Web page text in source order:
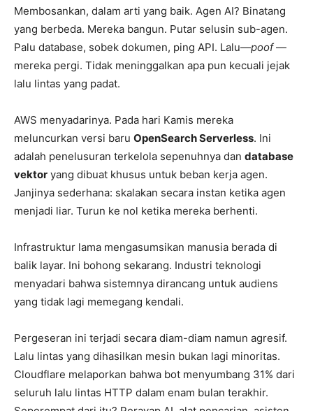
Membosankan, dalam arti yang baik. Agen AI? Binatang
yang berbeda. Mereka bangun. Putar selusin sub-agen.
Palu database, sobek dokumen, ping API. Lalu—poof—
mereka pergi. Tidak meninggalkan apa pun kecuali jejak
lalu lintas yang padat.
AWS menyadarinya. Pada hari Kamis mereka
meluncurkan versi baru OpenSearch Serverless. Ini
adalah penelusuran terkelola sepenuhnya dan database
vektor yang dibuat khusus untuk beban kerja agen.
Janjinya sederhana: skalakan secara instan ketika agen
menjadi liar. Turun ke nol ketika mereka berhenti.
Infrastruktur lama mengasumsikan manusia berada di
balik layar. Ini bohong sekarang. Industri teknologi
menyadari bahwa sistemnya dirancang untuk audiens
yang tidak lagi memegang kendali.
Pergeseran ini terjadi secara diam-diam namun agresif.
Lalu lintas yang dihasilkan mesin bukan lagi minoritas.
Cloudflare melaporkan bahwa bot menyumbang 31% dari
seluruh lalu lintas HTTP dalam enam bulan terakhir.